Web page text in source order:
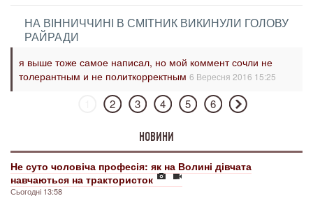
НА ВІННИЧЧИНІ В СМІТНИК ВИКИНУЛИ ГОЛОВУ
РАЙРАДИ
я выше тоже самое написал, но мой коммент сочли не
толерантным и не политкорректным 6 Вересня 2016 15:25
2 3 4 5 6
НОВИНИ
Не суто чоловіча професія: як на Волині дівчата
навчаються на трактористок
Сьогодні 13:58